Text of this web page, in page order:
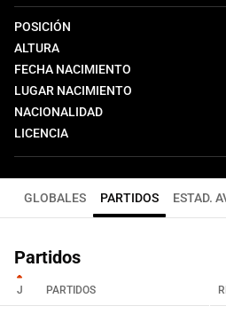
POSICIÓN
ALTURA
FECHA NACIMIENTO
LUGAR NACIMIENTO
NACIONALIDAD
LICENCIA
GLOBALES PARTIDOS ESTAD.
Partidos
J PARTIDOS